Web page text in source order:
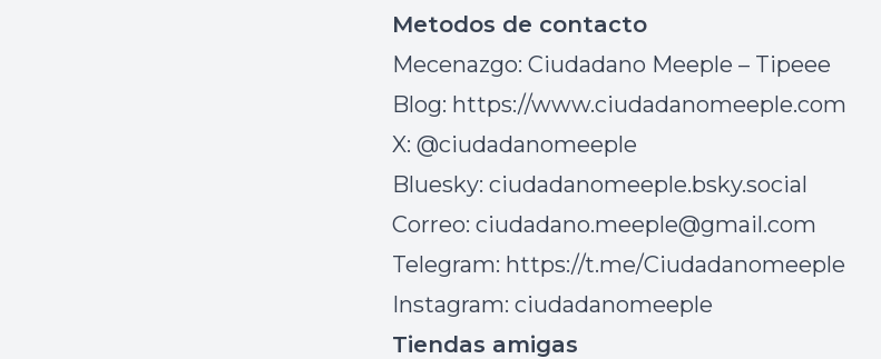
Metodos de contacto
Mecenazgo: Ciudadano Meeple – Tipeee
Blog: https://www.ciudadanomeeple.com
X: @ciudadanomeeple
Bluesky: ciudadanomeeple.bsky.social
Correo: ciudadano.meeple@gmail.com
Telegram: https://t.me/Ciudadanomeeple
Instagram: ciudadanomeeple
Tiendas amigas